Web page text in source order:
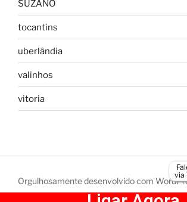
via
SUZANO
tocantins
uberlândia
valinhos
vitoria
Orgulhosamente desenvolvido com